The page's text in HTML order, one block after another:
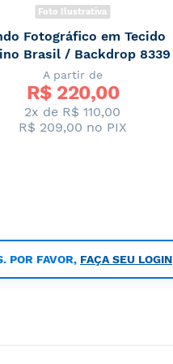
Foto Ilustrativa
Fotográfico em Tecido
Brasil / Backdrop 8339
A partir de
R$ 220,00
2x de R$ 110,00
R$ 209,00 no PIX
POR FAVOR, FAÇA SEU LOGIN